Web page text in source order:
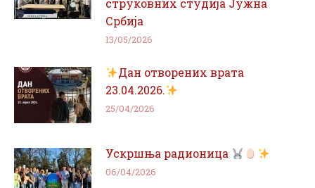
струковних студија Јужна
Србија
13/05/2026
Дан отворених врата
23.04.2026.
25/04/2026
Ускршња радионица
06/04/2026